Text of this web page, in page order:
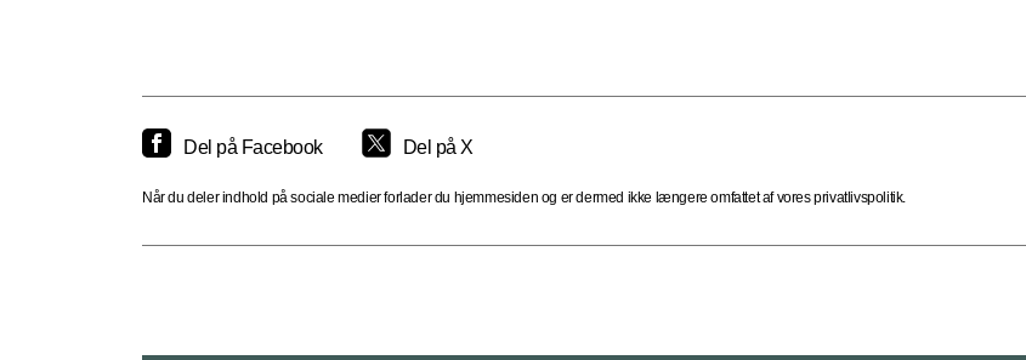
Del på Facebook Del på X
Når du deler indhold på sociale medier forlader du hjemmesiden og er dermed ikke længere omfattet af vores privatlivspolitik.